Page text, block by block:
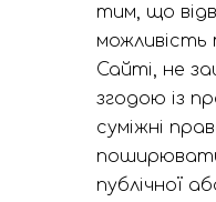
тим, що
Сайті, не
згодою із
суміжні
публічної